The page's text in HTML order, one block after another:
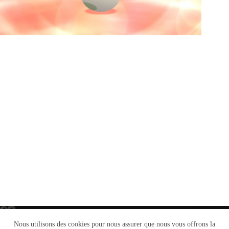
Nous utilisons des cookies pour nous assurer que nous vous offrons la